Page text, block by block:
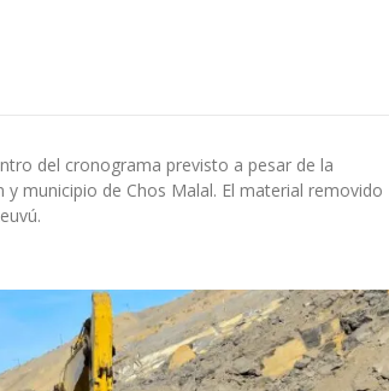
del cronograma previsto a pesar de la
municipio de Chos Malal. El material removido